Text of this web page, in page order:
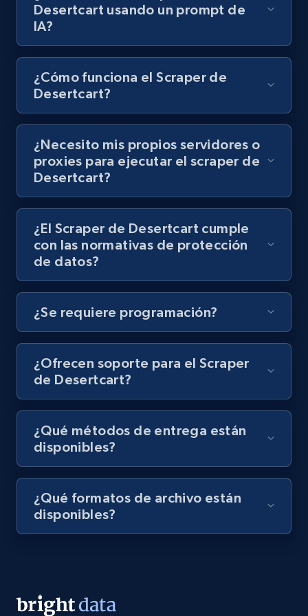
Youtube - Videos posts - Discovery records
URL, Title, Youtuber, Youtuber md5, Video url,
Video length, Likes, Views, and more.
8K+ 713+
Youtube - Videos posts - Discovery videos
by podcast url
URL, Product name, Product rating, Product
rating object, Product rating max, Rating,
Author name, Asin, and more.
7.4K+ 870+ Prueba gratuita
count, Share count, Collect count, Comment
count, and more.
Desertcart usando un prompt de
IA?
¿Cómo funciona el Scraper de
Desertcart?
¿Necesito mis propios servidores o
proxies para ejecutar el scraper de
Desertcart?
¿El Scraper de Desertcart cumple
con las normativas de protección
de datos?
¿Se requiere programación?
¿Ofrecen soporte para el Scraper
de Desertcart?
¿Qué métodos de entrega están
disponibles?
¿Qué formatos de archivo están
disponibles?